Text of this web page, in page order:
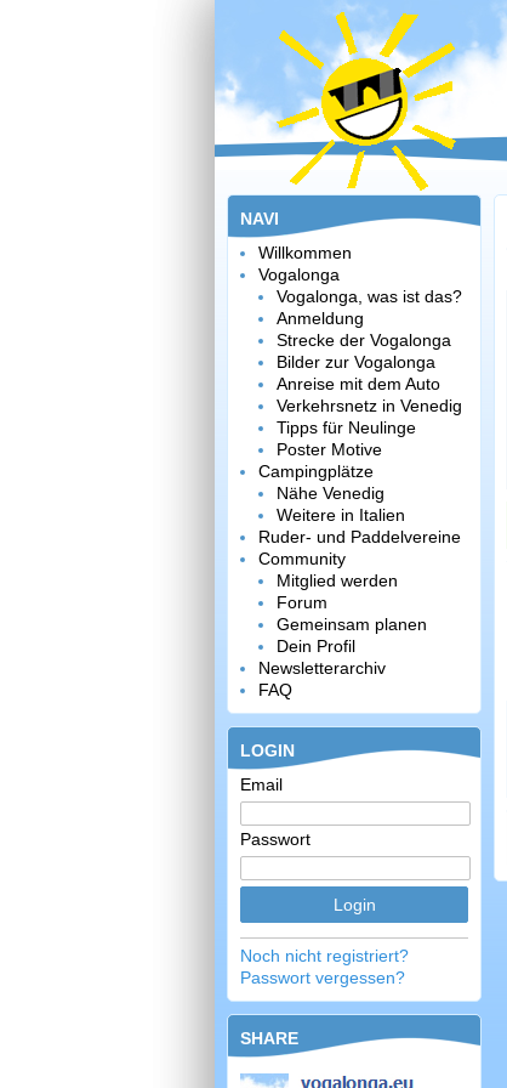
NAVI
Willkommen
Vogalonga
Vogalonga, was ist das?
Anmeldung
Strecke der Vogalonga
Bilder zur Vogalonga
Anreise mit dem Auto
Verkehrsnetz in Venedig
Tipps für Neulinge
Poster Motive
Campingplätze
Nähe Venedig
Weitere in Italien
Ruder- und Paddelvereine
Community
Mitglied werden
Forum
Gemeinsam planen
Dein Profil
Newsletterarchiv
FAQ
LOGIN
Email
Passwort
Noch nicht registriert?
Passwort vergessen?
SHARE